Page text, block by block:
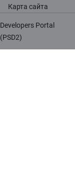
Карта сайта
Developers Portal
(PSD2)